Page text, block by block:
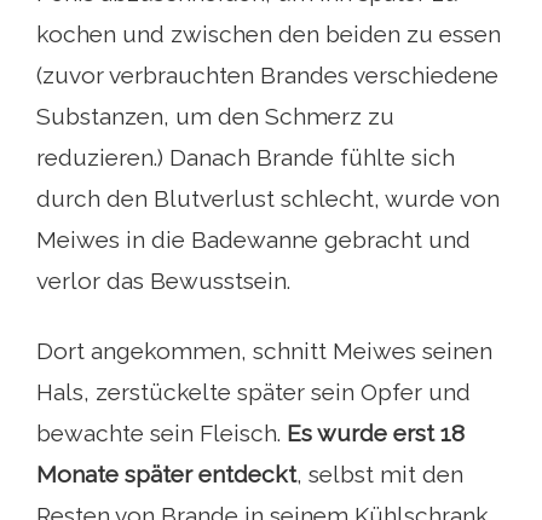
kochen und zwischen den beiden zu essen
(zuvor verbrauchten Brandes verschiedene
Substanzen, um den Schmerz zu
reduzieren.) Danach Brande fühlte sich
durch den Blutverlust schlecht, wurde von
Meiwes in die Badewanne gebracht und
verlor das Bewusstsein.
Dort angekommen, schnitt Meiwes seinen
Hals, zerstückelte später sein Opfer und
bewachte sein Fleisch. Es wurde erst 18
Monate später entdeckt, selbst mit den